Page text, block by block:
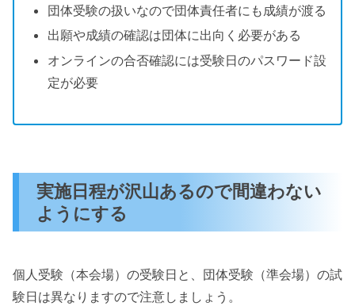
団体受験の扱いなので団体責任者にも成績が渡る
出願や成績の確認は団体に出向く必要がある
オンラインの合否確認には受験日のパスワード設
定が必要
実施日程が沢山あるので間違わない
ようにする
個人受験（本会場）の受験日と、団体受験（準会場）の試
験日は異なりますので注意しましょう。